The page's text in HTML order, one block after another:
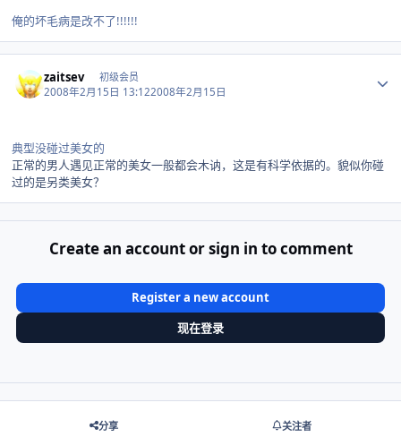
俺的坏毛病是改不了!!!!!!
zaitsev 初级会员
2008年2月15日 13:122008年2月15日
典型没碰过美女的
正常的男人遇见正常的美女一般都会木讷，这是有科学依据的。貌似你碰
过的是另类美女？
Create an account or sign in to comment
Register a new account
现在登录
分享 关注者